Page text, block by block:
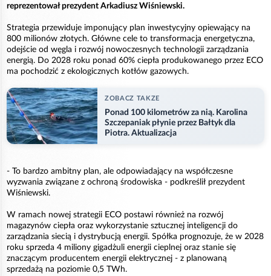
reprezentował prezydent Arkadiusz Wiśniewski.
Strategia przewiduje imponujący plan inwestycyjny opiewający na
800 milionów złotych. Główne cele to transformacja energetyczna,
odejście od węgla i rozwój nowoczesnych technologii zarządzania
energią. Do 2028 roku ponad 60% ciepła produkowanego przez ECO
ma pochodzić z ekologicznych kotłów gazowych.
ZOBACZ TAKZE
Ponad 100 kilometrów za nią. Karolina
Szczepaniak płynie przez Bałtyk dla
Piotra. Aktualizacja
- To bardzo ambitny plan, ale odpowiadający na współczesne
wyzwania związane z ochroną środowiska - podkreślił prezydent
Wiśniewski.
W ramach nowej strategii ECO postawi również na rozwój
magazynów ciepła oraz wykorzystanie sztucznej inteligencji do
zarządzania siecią i dystrybucją energii. Spółka prognozuje, że w 2028
roku sprzeda 4 miliony gigadżuli energii cieplnej oraz stanie się
znaczącym producentem energii elektrycznej - z planowaną
sprzedażą na poziomie 0,5 TWh.